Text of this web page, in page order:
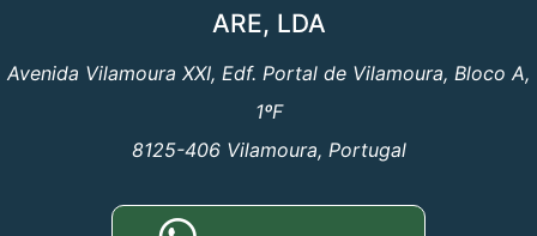
ARE, LDA
Avenida Vilamoura XXI, Edf. Portal de Vilamoura, Bloco A,
1ºF
8125-406 Vilamoura, Portugal